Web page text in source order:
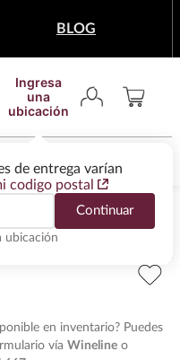
BLOG
Ingresa
una
ubicación
de entrega varían
codigo postal
Continuar
ubicación
750 ml $ 2456
en inventario? Puedes
vía Wineline o